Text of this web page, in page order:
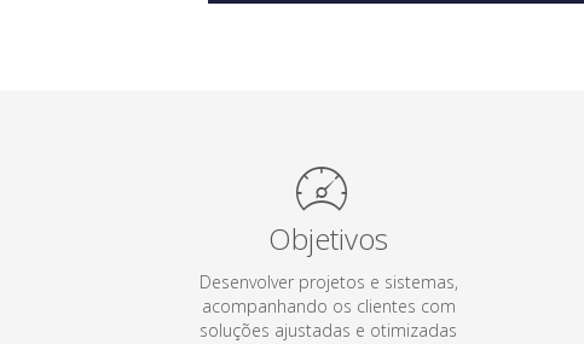
Objetivos
Desenvolver projetos e sistemas,
acompanhando os clientes com
soluções ajustadas e otimizadas